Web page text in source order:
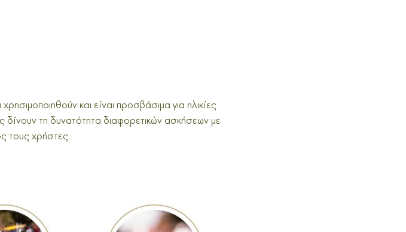
και είναι προσβάσιμα για ηλικίες
τη δυνατότητα διαφορετικών ασκήσεων με
τους χρήστες.